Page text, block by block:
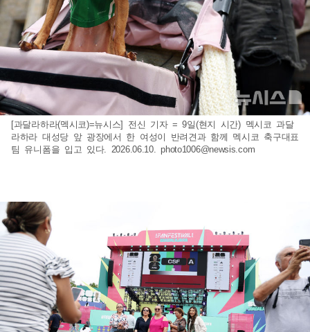
[과달라하라(멕시코)=뉴시스] 전신 기자 = 9일(현지 시간) 멕시코 과달
라하라 대성당 앞 광장에서 한 여성이 반려견과 함께 멕시코 축구대표
팀 유니폼을 입고 있다. 2026.06.10.photo1006@newsis.com